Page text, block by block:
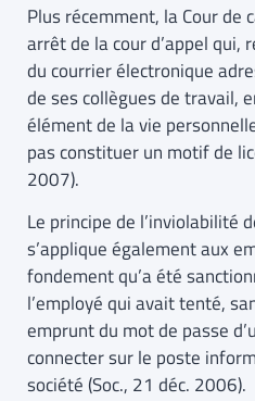
Plus récemment, la Cour de
arrêt de la cour d’appel qui,
du courrier électronique
de ses collègues de travail,
élément de la vie
pas constituer un motif de
2007).
Le principe de l’inviolabilité
s’applique également aux
fondement qu’a été
l’employé qui avait tenté,
emprunt du mot de passe
connecter sur le poste
société (Soc., 21 déc. 2006).